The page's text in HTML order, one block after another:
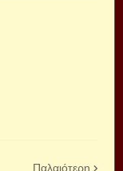
Παλαιότερη